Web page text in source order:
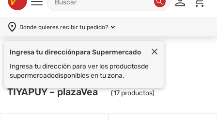
Donde quieres recibir tu pedido?
Supermercado TIYAPUY
TIYAPUY – plazaVea (17 productos)